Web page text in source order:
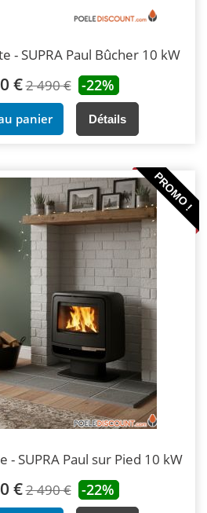
- SUPRA Paul Bûcher 10 kW
€2 490 € -22%
panier Détails
PROMO !
- SUPRA Paul sur Pied 10 kW
€2 490 € -22%